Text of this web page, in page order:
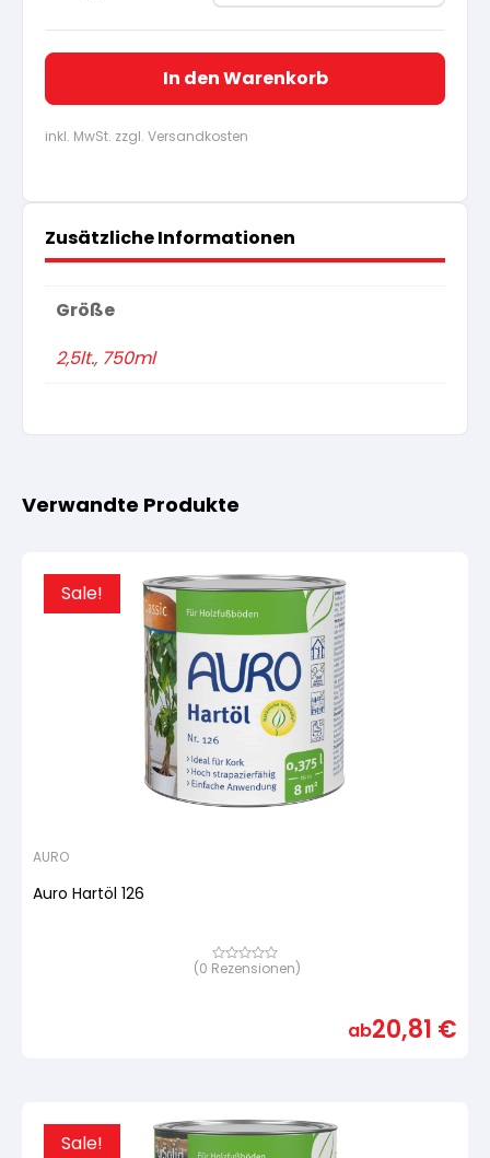
In den Warenkorb
inkl. MwSt. zzgl. Versandkosten
Zusätzliche Informationen
Größe
2,5lt., 750ml
Verwandte Produkte
Sale!
AURO
Auro Hartöl 126
Bewertet
(0 Rezensionen)
ab20,81 €
Sale!